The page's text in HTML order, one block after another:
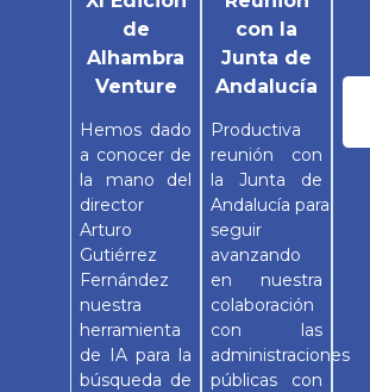
de
Alhambra
Venture
Hemos dado
a conocer de
la mano del
director
Arturo
Gutiérrez
Fernández
nuestra
herramienta
de IA para la
búsqueda de
con la
Junta de
Andalucía
Productiva
reunión con
la Junta de
Andalucía para
seguir
avanzando
en nuestra
colaboración
con las
administraciones
públicas con